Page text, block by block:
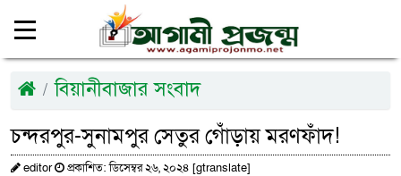
বিয়ানীবাজার সংবাদ
চন্দরপুর-সুনামপুর সেতুর গোঁড়ায় মরণফাঁদ!
editor প্রকাশিত: ডিসেম্বর ২৬, ২০২৪ [gtranslate]